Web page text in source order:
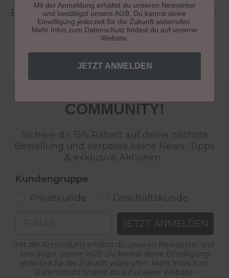
Bewertungen
COMMUNITY!
Sichere dir 15% Rabatt auf deine nächste
Bestellung und verpasse keine News, Tipps
& exklusive Aktionen.
Kundengruppe
Privatkunde
Geschäftskunde
JETZT ANMELDEN
Mit der Anmeldung erhältst du unseren Newsletter und
bestätigst unsere AGB. Du kannst deine Einwilligung
jederzeit für die Zukunft widerrufen. Mehr Infos zum
Datenschutz findest du auf unserer Website.
Mit der Anmeldung erhältst du unseren Newsletter
und bestätigst unsere AGB. Du kannst deine
Einwilligung jederzeit für die Zukunft widerrufen.
Mehr Infos zum Datenschutz findest du auf unserer
Website.
JETZT ANMELDEN